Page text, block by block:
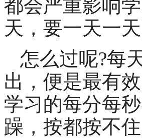
都会严重影响
天，要一天一天
怎么过呢?每
出，便是最有
学习的每分每
躁，按都按不